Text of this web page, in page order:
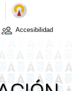
Accesibilidad